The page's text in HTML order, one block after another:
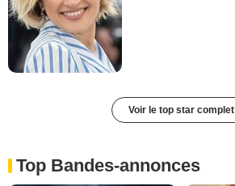
Voir le top star complet
Top Bandes-annonces